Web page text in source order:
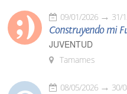
09/01/2026 31/
Construyendo mi
JUVENTUD
Tamames
08/05/2026 30/